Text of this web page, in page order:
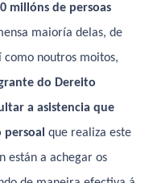
millóns de persoas
maioría delas, de
como noutros moitos,
do Dereito
a asistencia que
que realiza este
están a achegar os